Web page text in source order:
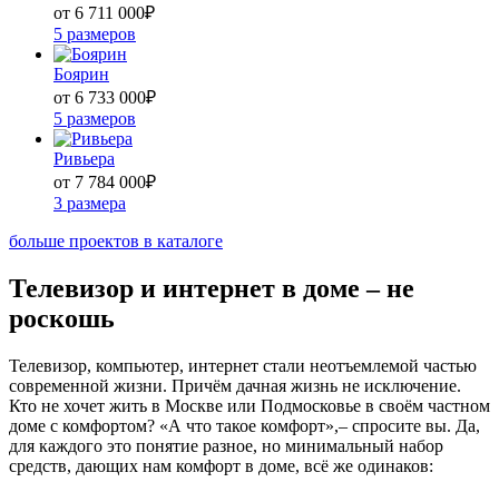
от 6 711 000₽
5 размеров
Боярин
от 6 733 000₽
5 размеров
Ривьера
от 7 784 000₽
3 размера
больше проектов в каталоге
Телевизор и интернет в доме – не
роскошь
Телевизор, компьютер, интернет стали неотъемлемой частью
современной жизни. Причём дачная жизнь не исключение.
Кто не хочет жить в Москве или Подмосковье в своём частном
доме с комфортом? «А что такое комфорт»,‒ спросите вы. Да,
для каждого это понятие разное, но минимальный набор
средств, дающих нам комфорт в доме, всё же одинаков: